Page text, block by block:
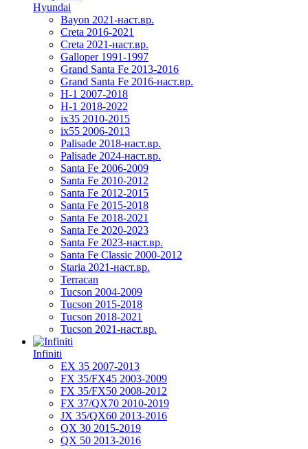
Hyundai
Bayon 2021-наст.вр.
Creta 2016-2021
Creta 2021-наст.вр.
Galloper 1991-1997
Grand Santa Fe 2013-2016
Grand Santa Fe 2016-наст.вр.
H-1 2007-2018
H-1 2018-2022
ix35 2010-2015
ix55 2006-2013
Palisade 2018-наст.вр.
Palisade 2024-наст.вр.
Santa Fe 2006-2009
Santa Fe 2010-2012
Santa Fe 2012-2015
Santa Fe 2015-2018
Santa Fe 2018-2021
Santa Fe 2020-2023
Santa Fe 2023-наст.вр.
Santa Fe Classic 2000-2012
Staria 2021-наст.вр.
Terracan
Tucson 2004-2009
Tucson 2015-2018
Tucson 2018-2021
Tucson 2021-наст.вр.
Infiniti
EX 35 2007-2013
FX 35/FX45 2003-2009
FX 35/FX50 2008-2012
FX 37/QX70 2010-2019
JX 35/QX60 2013-2016
QX 30 2015-2019
QX 50 2013-2016